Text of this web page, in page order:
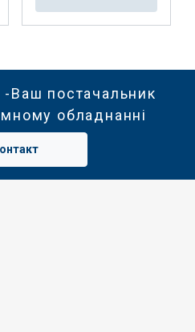
-Ваш постачальник
обладнанні